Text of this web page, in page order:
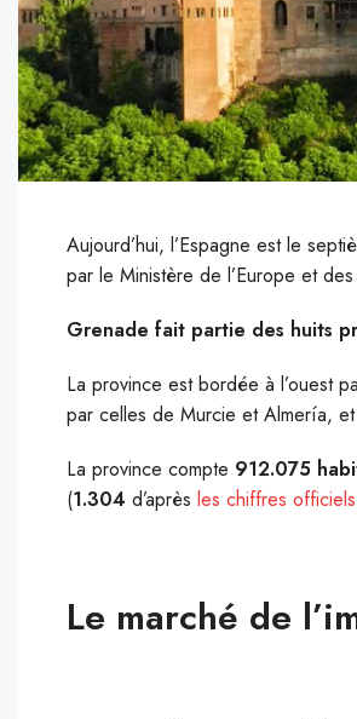
Aujourd’hui, l’Espagne est le
par le Ministère de l’Europe et
Grenade fait partie des huits
La province est bordée à l’ouest
par celles de Murcie et Almería,
La province compte 912.075
(1.304 d’après les chiffres
Le marché de